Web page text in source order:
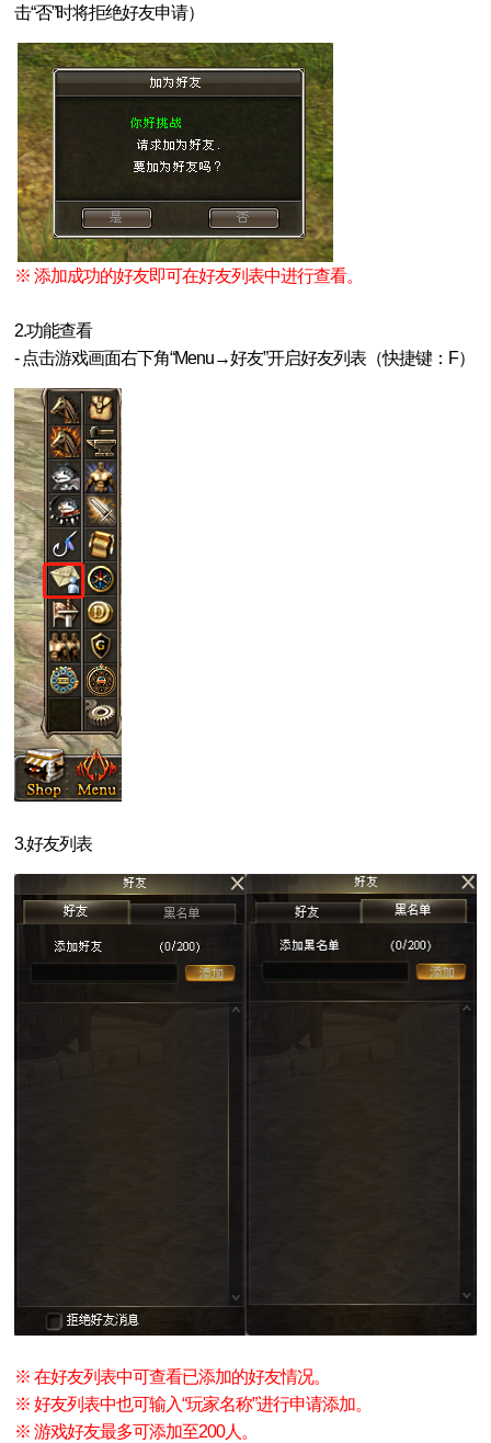
击“否”时将拒绝好友申请）
※ 添加成功的好友即可在好友列表中进行查看。
2.功能查看
- 点击游戏画面右下角“Menu→好友”开启好友列表（快捷键：F）
3.好友列表
※ 在好友列表中可查看已添加的好友情况。
※ 好友列表中也可输入“玩家名称”进行申请添加。
※ 游戏好友最多可添加至200人。